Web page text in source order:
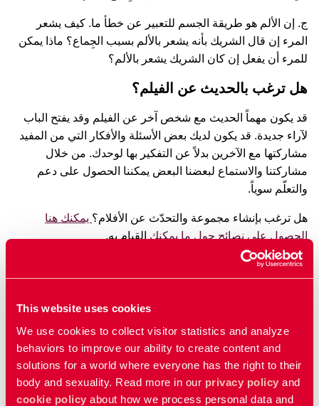
This website uses cookies
We use cookies to collect visitor statistics and analyze
behaviors to improve our ability to create content and
solutions for a world where everyone has the right to their
body and sexuality. Read more in our privacy policy and
cookie policy about how we process personal data and
ج. إن الألم هو طريقة الجسم للتعبير عن خطأ ما. كيف يشعر
المرء إن قال الشريك بأنه يشعر بالألم بسبب الجِماع؟ ماذا يمكن
للمرء أن يفعل إن كان الشريك يشعر بالألم؟
هل ترغب بالحديث عن الفيلم؟
قد يكون مهماً الحديث مع شخص آخر عن الفيلم وقد يفتح الباب
لآراء جديدة. قد يكون لديك بعض الأسئلة والأفكار التي من المفيد
مشاركتها مع الآخرين بدلاً عن التفكير بها لوحدك. من خلال
مشاركتنا والاستماع لبعضنا البعض يمكننا الحصول على دعم
والتعلّم سوياً.
هل ترغب بإنشاء مجموعة والتحدّث عن الأفلام؟ يمكنك هنا
الحصول على نصائح حول ما يمكنك القيام به.
العنف الجنسي
Sexual violence